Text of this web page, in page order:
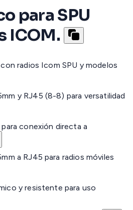
para SPU
ICOM.
radios Icom SPU y modelos
y RJ45 (8-8) para versatilidad
conexión directa a
a RJ45 para radios móviles
y resistente para uso